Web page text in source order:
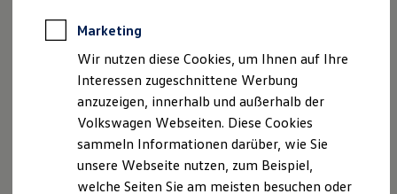
Software, Konnektivität & Apps
California App
VW Connect für Ihren ID. Buzz
VW Connect für Ihren Transporter/Caravelle
VW Connect für Ihren Amarok
VW Connect für andere Modelle
Connect Pro
Fleet Interface Data
Multistop Pathfinder
Übersicht Software Updates
Hilfreiches für Besitzer
Datenschutzerklärung
Datenschutzerklärung
A. Verantwortlicher
Marketing
Wir nutzen diese Cookies, um Ihnen auf Ihre
Interessen zugeschnittene Werbung
anzuzeigen, innerhalb und außerhalb der
Volkswagen Webseiten. Diese Cookies
sammeln Informationen darüber, wie Sie
unsere Webseite nutzen, zum Beispiel,
welche Seiten Sie am meisten besuchen oder